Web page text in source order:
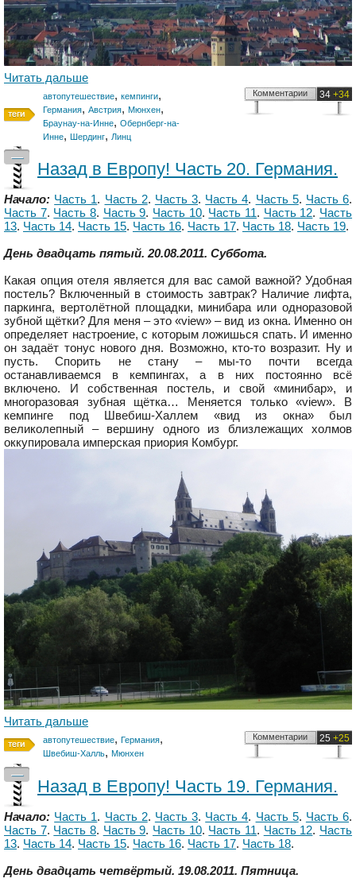
Читать дальше
автопутешествие, кемпинги,
Германия, Австрия, Мюнхен,
Браунау-на-Инне, Обернберг-на-
Инне, Шердинг, Линц
34 +34
Комментарии
—
Назад в Европу! Часть 20. Германия.
Начало: Часть 1. Часть 2. Часть 3. Часть 4. Часть 5. Часть 6.
Часть 7. Часть 8. Часть 9. Часть 10. Часть 11. Часть 12. Часть
13. Часть 14. Часть 15. Часть 16. Часть 17. Часть 18. Часть 19.
День двадцать пятый. 20.08.2011. Суббота.
Какая опция отеля является для вас самой важной? Удобная
постель? Включенный в стоимость завтрак? Наличие лифта,
паркинга, вертолётной площадки, минибара или одноразовой
зубной щётки? Для меня – это «view» – вид из окна. Именно он
определяет настроение, с которым ложишься спать. И именно
он задаёт тонус нового дня. Возможно, кто-то возразит. Ну и
пусть. Спорить не стану – мы-то почти всегда
останавливаемся в кемпингах, а в них постоянно всё
включено. И собственная постель, и свой «минибар», и
многоразовая зубная щётка… Меняется только «view». В
кемпинге под Швебиш-Халлем «вид из окна» был
великолепный – вершину одного из близлежащих холмов
оккупировала имперская приория Комбург.
Читать дальше
автопутешествие, Германия,
Швебиш-Халль, Мюнхен
25 +25
Комментарии
—
Назад в Европу! Часть 19. Германия.
Начало: Часть 1. Часть 2. Часть 3. Часть 4. Часть 5. Часть 6.
Часть 7. Часть 8. Часть 9. Часть 10. Часть 11. Часть 12. Часть
13. Часть 14. Часть 15. Часть 16. Часть 17. Часть 18.
День двадцать четвёртый. 19.08.2011. Пятница.